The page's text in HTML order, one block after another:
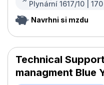
Plynární 1617/10 |
Navrhni si mzdu
Technical
managment Blue